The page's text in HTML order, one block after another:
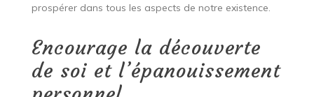
prospérer dans tous les aspects de notre existence.
Encourage la découverte
de soi et l’épanouissement